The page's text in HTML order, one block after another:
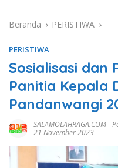
Beranda PERISTIWA
PERISTIWA
Sosialisasi dan
Panitia Kepala
Pandanwangi
SALAMOLAHRAGA.COM-
21 November 2023